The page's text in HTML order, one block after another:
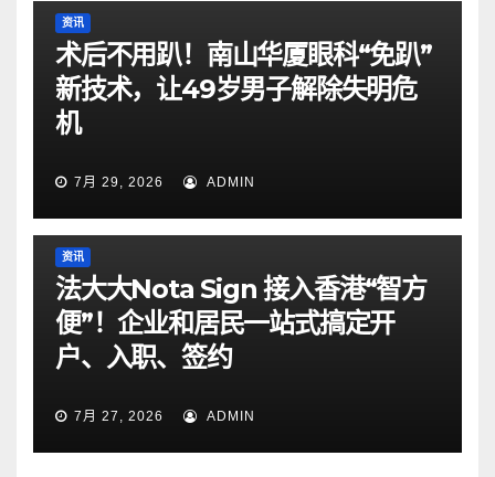
资讯
术后不用趴！南山华厦眼科“免趴”
新技术，让49岁男子解除失明危
机
7月 29, 2026 ADMIN
资讯
法大大Nota Sign 接入香港“智方
便”！企业和居民一站式搞定开
户、入职、签约
7月 27, 2026 ADMIN